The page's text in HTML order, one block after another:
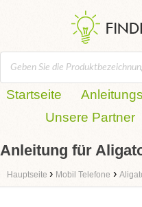
Startseite
Unsere Partner
Anleitung für
Hauptseite › Mobil Telefone ›